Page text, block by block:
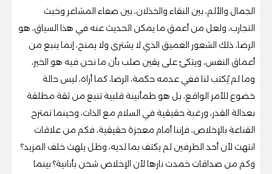
الجمال والألم، بين النقاء والخذلان، بين صفاء المشاعر وخبث
التجارب، ولعل من أعمق ما يمكن الحديث عنه في هذا السياق، هو
الرضا، ذلك الشعور العميق الذي لا يشترى ولا يمنح، إنما ينبع من
أعماق النفس، ويتكئ على يقين صلب بأن ما نحن فيه هو الخير،
وما لم يُكتب لنا ففي عدمه حكمة، الرضا، كما أراه، ليس حالة
خضوع للأمر الواقع، بل هو طمأنينة قلبية تنبع من ثقة مطلقة
بعدالة القدر، ورغبة حقيقية في السلام مع الذات، وحينما تمتزج
القناعة بالإخلاص، فإننا أمام معجزة حقيقية، فكم من علاقات
انتهت لأن أحد الطرفين لم يكتف بما لديه، وظل يلهث خلف المزيد؟
وكم من صداقات خمدت نارها لأن الإخلاص شحن بأنانية؟ بينما